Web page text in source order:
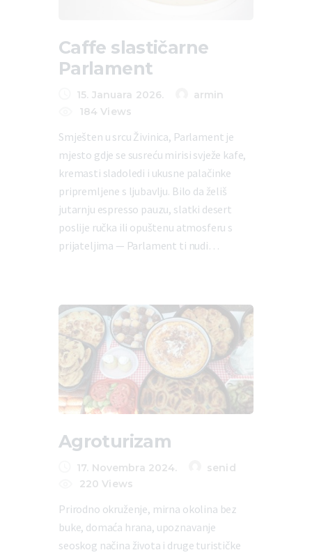
Caffe slastičarne
Parlament
15. Januara 2026.
armin
184 Views
Smješten u srcu Živinica, Parlament je
mjesto gdje se susreću mirisi svježe kafe,
kremasti sladoledi i ukusne palačinke
pripremljene s ljubavlju. Bilo da želiš
jutarnju espresso pauzu, slatki desert
poslije ručka ili opuštenu atmosferu s
prijateljima — Parlament ti nudi…
Agroturizam
17. Novembra 2024.
senid
220 Views
Prirodno okruženje, mirna okolina bez
buke, domaća hrana, upoznavanje
seoskog načina života i druge turističke